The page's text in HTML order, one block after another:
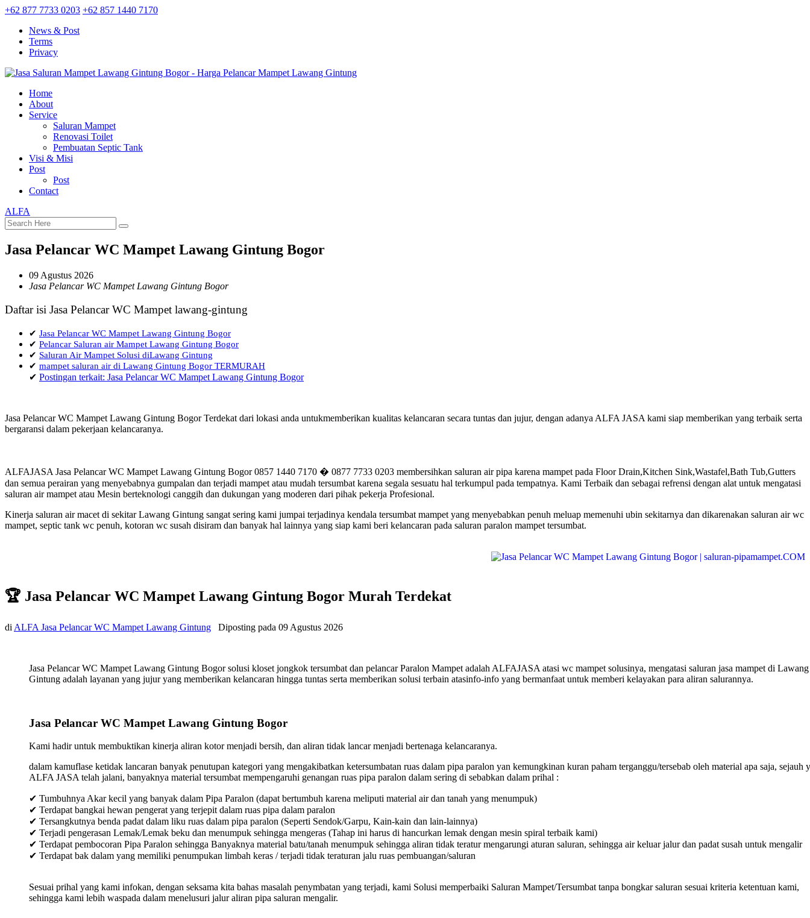
+62 877 7733 0203 +62 857 1440 7170
News & Post
Terms
Privacy
Home
About
Service
Saluran Mampet
Renovasi Toilet
Pembuatan Septic Tank
Visi & Misi
Post
Post
Contact
ALFA
Jasa Pelancar WC Mampet Lawang Gintung Bogor
09 Agustus 2026
Jasa Pelancar WC Mampet Lawang Gintung Bogor
Daftar isi Jasa Pelancar WC Mampet lawang-gintung
✔ Jasa Pelancar WC Mampet Lawang Gintung Bogor
✔ Pelancar Saluran air Mampet Lawang Gintung Bogor
✔ Saluran Air Mampet Solusi diLawang Gintung
✔ mampet saluran air di Lawang Gintung Bogor TERMURAH
✔ Postingan terkait: Jasa Pelancar WC Mampet Lawang Gintung Bogor
Jasa Pelancar WC Mampet Lawang Gintung Bogor Terdekat dari lokasi anda untukmemberikan kualitas kelancaran secara tuntas dan jujur, dengan adanya ALFA JASA kami siap memberikan yang terbaik serta
bergaransi dalam pekerjaan kelancaranya.
ALFAJASA Jasa Pelancar WC Mampet Lawang Gintung Bogor 0857 1440 7170 � 0877 7733 0203 membersihkan saluran air pipa karena mampet pada Floor Drain,Kitchen Sink,Wastafel,Bath Tub,Gutters
dan semua perairan yang menyebabnya gumpalan dan terjadi mampet atau mudah tersumbat karena segala sesuatu hal terkumpul pada tempatnya. Kami Terbaik dan sebagai refrensi dengan alat untuk mengatasi
saluran air mampet atau Mesin berteknologi canggih dan dukungan yang moderen dari pihak pekerja Profesional.
Kinerja saluran air macet di sekitar Lawang Gintung sangat sering kami jumpai terjadinya kendala tersumbat mampet yang menyebabkan penuh meluap memenuhi ubin sekitarnya dan dikarenakan saluran air wc
mampet, septic tank wc penuh, kotoran wc susah disiram dan banyak hal lainnya yang siap kami beri kelancaran pada saluran paralon mampet tersumbat.
🏆 Jasa Pelancar WC Mampet Lawang Gintung Bogor Murah Terdekat
di ALFA Jasa Pelancar WC Mampet Lawang Gintung Diposting pada 09 Agustus 2026
Jasa Pelancar WC Mampet Lawang Gintung Bogor solusi kloset jongkok tersumbat dan pelancar Paralon Mampet adalah ALFAJASA atasi wc mampet solusinya, mengatasi saluran jasa mampet di Lawang
Gintung adalah layanan yang jujur yang memberikan kelancaran hingga tuntas serta memberikan solusi terbain atasinfo-info yang bermanfaat untuk memberi kelayakan para aliran salurannya.
Jasa Pelancar WC Mampet Lawang Gintung Bogor
Kami hadir untuk membuktikan kinerja aliran kotor menjadi bersih, dan aliran tidak lancar menjadi bertenaga kelancaranya.
dalam kamuflase ketidak lancaran banyak penutupan kategori yang mengakibatkan ketersumbatan ruas dalam pipa paralon yan kemungkinan kuran paham terganggu/tersebab oleh material apa saja, sejauh
ALFA JASA telah jalani, banyaknya material tersumbat mempengaruhi genangan ruas pipa paralon dalam sering di sebabkan dalam prihal :
✔ Tumbuhnya Akar kecil yang banyak dalam Pipa Paralon (dapat bertumbuh karena meliputi material air dan tanah yang menumpuk)
✔ Terdapat bangkai hewan pengerat yang terjepit dalam ruas pipa dalam paralon
✔ Tersangkutnya benda padat dalam liku ruas dalam pipa paralon (Seperti Sendok/Garpu, Kain-kain dan lain-lainnya)
✔ Terjadi pengerasan Lemak/Lemak beku dan menumpuk sehingga mengeras (Tahap ini harus di hancurkan lemak dengan mesin spiral terbaik kami)
✔ Terdapat pembocoran Pipa Paralon sehingga Banyaknya material batu/tanah menumpuk sehingga aliran tidak teratur mengarungi aturan saluran, sehingga air keluar jalur dan padat susah untuk mengalir
✔ Terdapat bak dalam yang memiliki penumpukan limbah keras / terjadi tidak teraturan jalu ruas pembuangan/saluran
Sesuai prihal yang kami infokan, dengan seksama kita bahas masalah penymbatan yang terjadi, kami Solusi memperbaiki Saluran Mampet/Tersumbat tanpa bongkar saluran sesuai kriteria ketentuan kami,
sehingga kami lebih waspada dalam menelusuri jalur aliran pipa saluran mengalir.